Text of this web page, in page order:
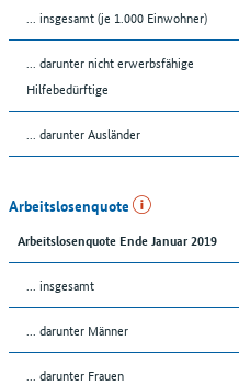
... insgesamt (je 1.000 Einwohner)
... darunter nicht erwerbsfähige
Hilfebedürftige
... darunter Ausländer
Arbeitslosenquote
Arbeitslosenquote Ende Januar 2019
... insgesamt
... darunter Männer
... darunter Frauen